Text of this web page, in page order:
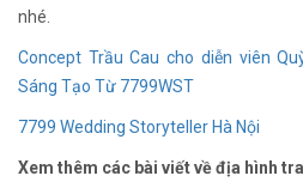
nhé.
Concept Trầu Cau cho diễn viên
Sáng Tạo Từ 7799WST
7799 Wedding Storyteller Hà Nội
Xem thêm các bài viết về địa hình